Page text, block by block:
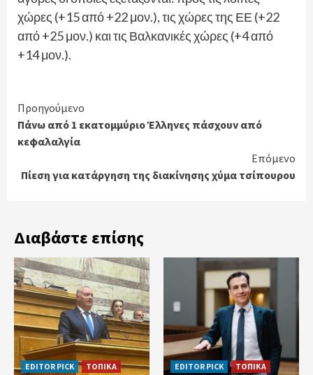
χώρες (+15 από +22 μον.), τις χώρες της ΕΕ (+22
από +25 μον.) και τις Βαλκανικές χώρες (+4 από
+14 μον.).
Continue
Reading
Προηγούμενο
Πάνω από 1 εκατομμύριο Έλληνες πάσχουν από
κεφαλαλγία
Επόμενο
Πίεση για κατάργηση της διακίνησης χύμα τσίπουρου
Διαβάστε επίσης
EDITOR PICK ΤΟΠΙΚΑ EDITOR PICK ΤΟΠΙΚΑ